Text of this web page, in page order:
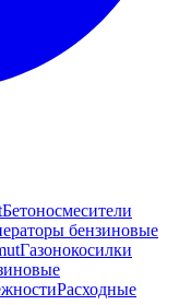
Бетоносмесители
бензиновые
Газонокосилки
Расходные